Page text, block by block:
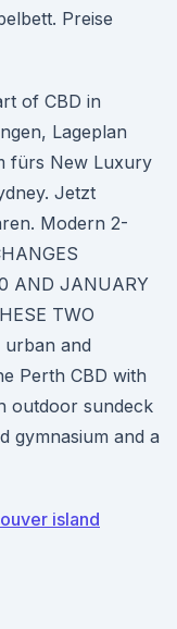
Preise
of CBD in
Lageplan
fürs New Luxury
Jetzt
Modern 2-
AND JANUARY
TWO
urban and
Perth CBD with
outdoor sundeck
gymnasium and a
island